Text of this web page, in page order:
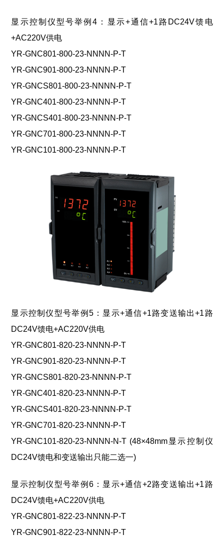
显示控制仪型号举例4：显示+通信+1路DC24V馈电
+AC220V供电
YR-GNC801-800-23-NNNN-P-T
YR-GNC901-800-23-NNNN-P-T
YR-GNCS801-800-23-NNNN-P-T
YR-GNC401-800-23-NNNN-P-T
YR-GNCS401-800-23-NNNN-P-T
YR-GNC701-800-23-NNNN-P-T
YR-GNC101-800-23-NNNN-P-T
显示控制仪型号举例5：显示+通信+1路变送输出+1路
DC24V馈电+AC220V供电
YR-GNC801-820-23-NNNN-P-T
YR-GNC901-820-23-NNNN-P-T
YR-GNCS801-820-23-NNNN-P-T
YR-GNC401-820-23-NNNN-P-T
YR-GNCS401-820-23-NNNN-P-T
YR-GNC701-820-23-NNNN-P-T
YR-GNC101-820-23-NNNN-N-T (48×48mm显示控制仪
DC24V馈电和变送输出只能二选一)
显示控制仪型号举例6：显示+通信+2路变送输出+1路
DC24V馈电+AC220V供电
YR-GNC801-822-23-NNNN-P-T
YR-GNC901-822-23-NNNN-P-T